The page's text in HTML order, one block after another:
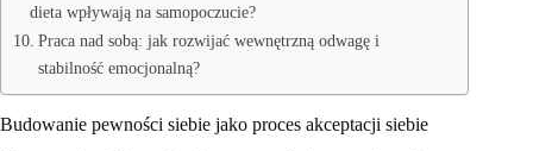
dieta wpływają na samopoczucie?
Praca nad sobą: jak rozwijać wewnętrzną odwagę i
stabilność emocjonalną?
Budowanie pewności siebie jako proces akceptacji siebie